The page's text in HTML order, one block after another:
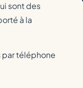
sont des
à la
par téléphone